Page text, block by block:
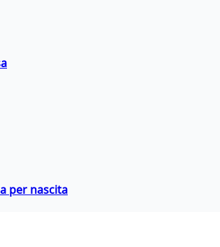
per nascita